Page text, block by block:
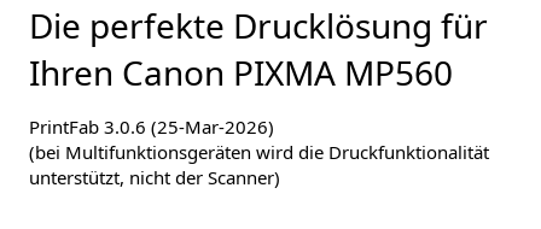
Die perfekte Drucklösung für
Ihren Canon PIXMA MP560
PrintFab 3.0.6 (25-Mar-2026)
(bei Multifunktionsgeräten wird die Druckfunktionalität
unterstützt, nicht der Scanner)